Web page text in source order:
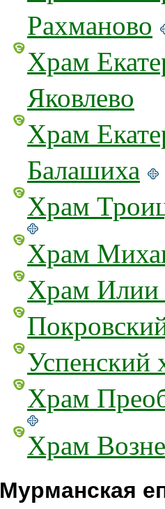
Рахманово
Храм
Яковлево
Храм
Балашиха
Храм
Храм
Храм Илии
Храм
Храм
Мурманская